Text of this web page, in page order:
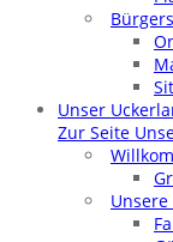
Unser
Zur Seite